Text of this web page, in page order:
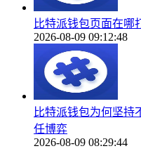
比特派钱包页面在哪
2026-08-09 09:12:48
比特派钱包为何坚持
任博弈
2026-08-09 08:29:44